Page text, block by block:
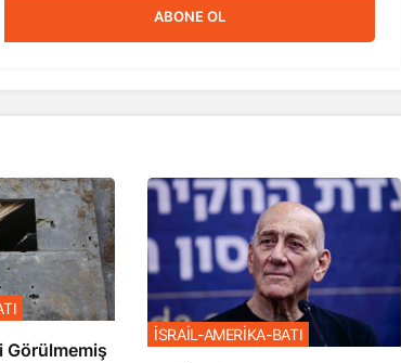
ABONE OL
Görülmemiş
İSRAİL-AMERİKA-BATI